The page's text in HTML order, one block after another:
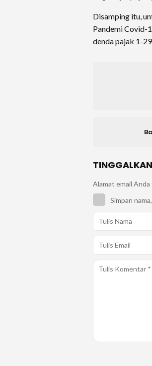
Disamping itu,
Pandemi Covid-
denda pajak 1-
Alamat email
Simpan